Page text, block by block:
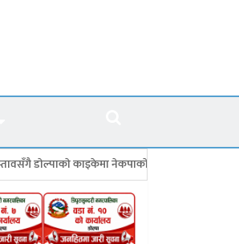
काइकेमा नेकपाकाे ९९ सदस्यीय गाउँ समिति गठन